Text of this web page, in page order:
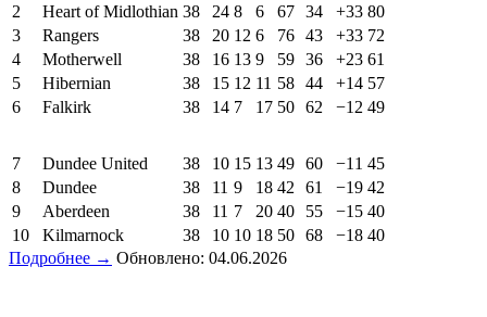
2
Heart of Midlothian 38 24 8 6 67 34 +33 80
3
Rangers 38 20 12 6 76 43 +33 72
4
Motherwell 38 16 13 9 59 36 +23 61
5
Hibernian 38 15 12 11 58 44 +14 57
6
Falkirk 38 14 7 17 50 62 −12 49
7 Dundee United 38 10 15 13 49 60 −11 45
8
Dundee 38 11 9 18 42 61 −19 42
9
Aberdeen 38 11 7 20 40 55 −15 40
10
Kilmarnock 38 10 10 18 50 68 −18 40
Подробнее → Обновлено: 04.06.2026